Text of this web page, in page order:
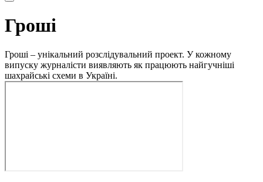
Гроші
Гроші – унікальний розслідувальний проект. У кожному
випуску журналісти виявляють як працюють найгучніші
шахрайські схеми в Україні.